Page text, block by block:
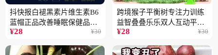
抖快报白褪黑素片维生素B6
蓝帽正品改善睡眠保健品现
货批发代发2瓶
¥28 ¥30
跨境猴子平衡树专注力训练
益智叠叠乐乐双人互动平衡
儿童玩具批发
¥28 ¥30